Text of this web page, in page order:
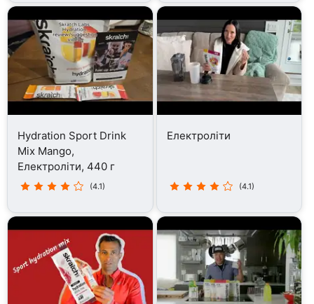
Hydration Sport Drink
Mix Mango,
Електроліти, 440 г
(4.1)
Електроліти
(4.1)